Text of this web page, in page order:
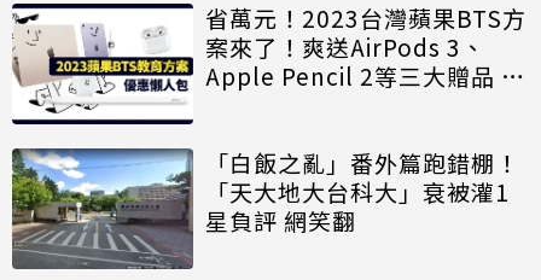
省萬元！2023台灣蘋果BTS方
案來了！爽送AirPods 3、
Apple Pencil 2等三大贈品 8
「白飯之亂」番外篇跑錯棚！
「天大地大台科大」衰被灌1
星負評 網笑翻